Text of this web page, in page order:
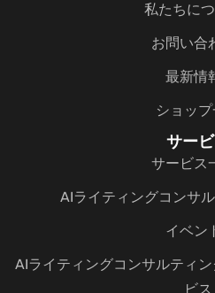
私たちに
お問い合
最新情
ショッ
サー
サービス
AIライティングコンサ
イベン
AIライティングコンサルティ
ビス